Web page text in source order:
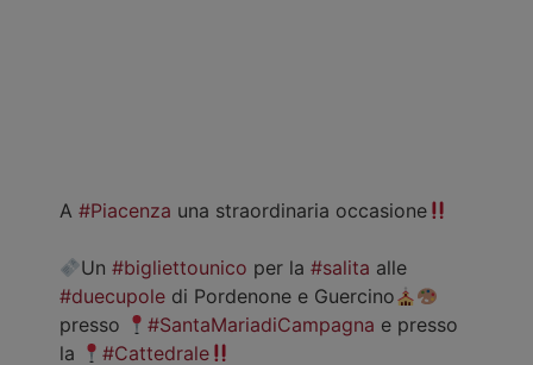
A #Piacenza una straordinaria occasione
Un#bigliettounico per la#salita alle
#duecupole di Pordenone e Guercino
presso
#SantaMariadiCampagna e presso
la
#Cattedrale